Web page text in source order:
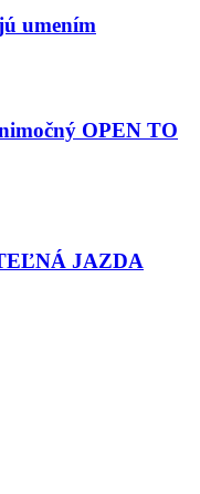
umením
OPEN TO
JAZDA